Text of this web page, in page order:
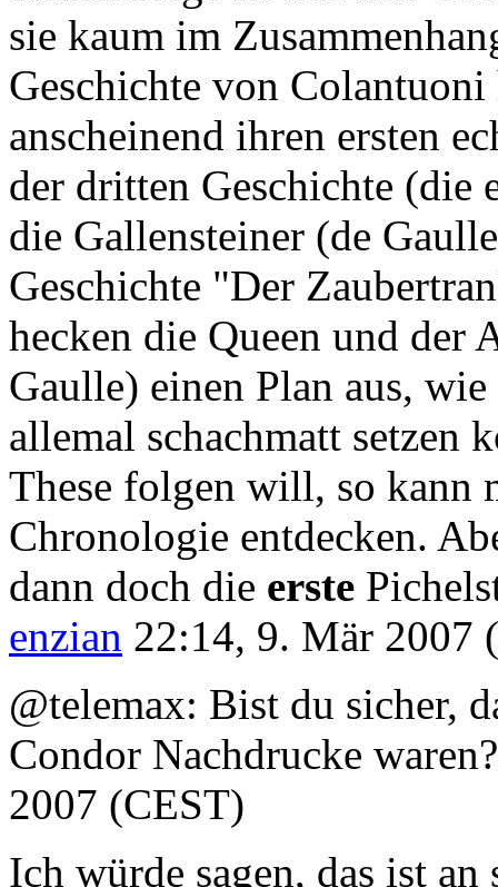
sie kaum im
Geschichte von
anscheinend ihren ersten
der dritten Geschichte (die
die Gallensteiner (de
Geschichte "Der
hecken die Queen und der
Gaulle) einen Plan aus,
allemal schachmatt setzen
These folgen will, so kann
Chronologie entdecken.
dann doch die erste
enzian 22:14, 9. Mär 2007
@telemax: Bist du sicher,
Condor Nachdrucke
2007 (CEST)
Ich würde sagen, das ist